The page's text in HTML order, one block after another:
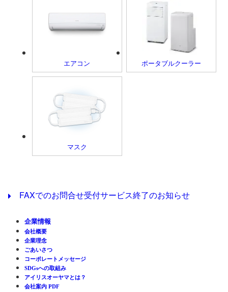
エアコン ポータブルクーラー
マスク
FAXでのお問合せ受付サービス終了のお知らせ
企業情報
会社概要
企業理念
ごあいさつ
コーポレートメッセージ
SDGsへの取組み
アイリスオーヤマとは？
会社案内 PDF